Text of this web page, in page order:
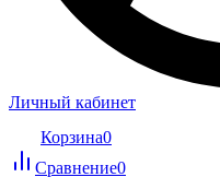
Личный кабинет
Корзина0
Сравнение0